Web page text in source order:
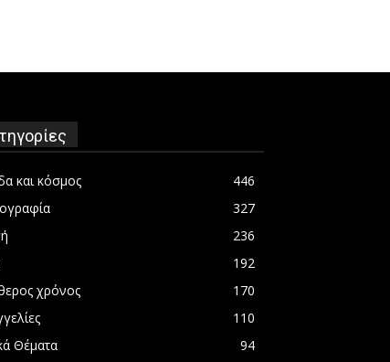
και κόσμος
446
327
236
192
χρόνος
170
110
Θέματα
94